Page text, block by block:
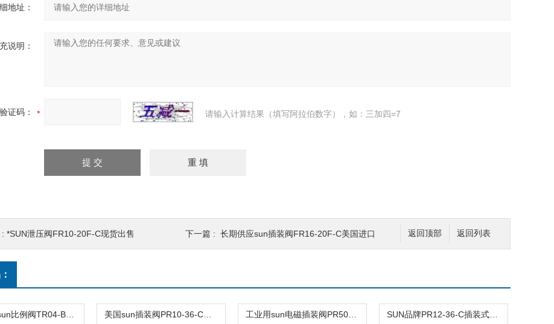
地址：
说明：
验证码： 请输入计算结果（填写阿拉伯数字），如：三加四=7
返回列表
返回顶部
: *SUN泄压阀FR10-20F-C现货出售 下一篇 : 长期供应sun插装阀FR16-20F-C美国进口